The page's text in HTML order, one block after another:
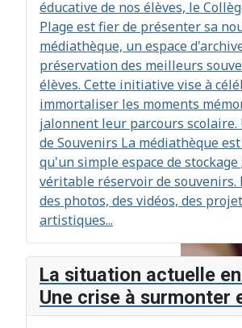
éducative de nos élèves, le
Plage est fier de présenter sa
médiathèque, un espace
préservation des meilleurs
élèves. Cette initiative vise à
immortaliser les moments
jalonnent leur parcours scolaire.
de Souvenirs La médiathèque
qu'un simple espace de stockage
véritable réservoir de souvenirs.
des photos, des vidéos, des
artistiques...
La situation actuelle
Une crise à surmonter